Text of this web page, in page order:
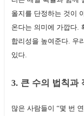
올지를 단정하는 것이
온다는 의미에 가깝다.
합리성을 높여준다. 우
있다.
3. 큰 수의 법칙과
많은 사람들이 “몇 번